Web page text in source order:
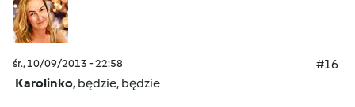
śr., 10/09/2013 - 22:58
#16
Karolinko, będzie, będzie